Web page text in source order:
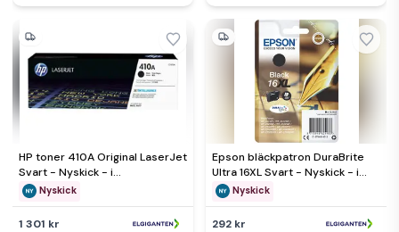
HP toner 410A Original LaserJet
Svart - Nyskick - i
originalförpackning
Nyskick
1 301 kr
Epson bläckpatron DuraBrite
Ultra 16XL Svart - Nyskick - i
originalförpackning
Nyskick
292 kr